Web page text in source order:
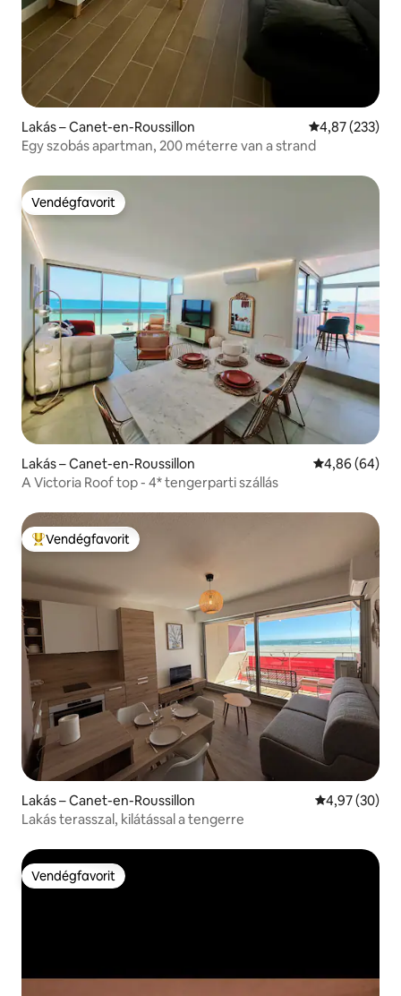
Lakás – Canet-en-Roussillon Átlagos
4,87 (233)
Egy szobás apartman, 200 méterre van a strand
Vendégfavorit
Vendégfavorit
Lakás – Canet-en-Roussillon Átlagos
4,86 (64)
A Victoria Roof top - 4* tengerparti szállás
Kiemelt vendégfavorit
Vendégfavorit
Lakás – Canet-en-Roussillon Átlagos
4,97 (30)
Lakás terasszal, kilátással a tengerre
Vendégfavorit
Vendégfavorit